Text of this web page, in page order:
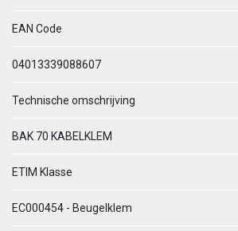
EAN Code
04013339088607
Technische omschrijving
BAK 70 KABELKLEM
ETIM Klasse
EC000454 - Beugelklem